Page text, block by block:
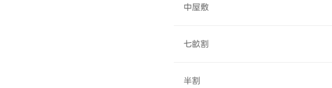
中屋敷
七畝割
半割